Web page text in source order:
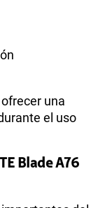
una
el uso
Blade A76